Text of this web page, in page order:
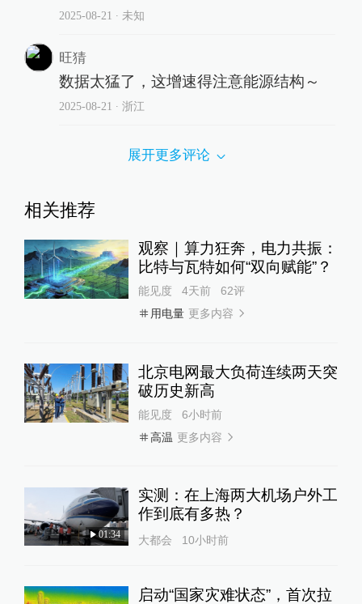
2025-08-21 ∙ 未知
旺猜
数据太猛了，这增速得注意能源结构～
2025-08-21 ∙ 浙江
展开更多评论
相关推荐
观察｜算力狂奔，电力共振：
比特与瓦特如何“双向赋能”？
能见度 4天前 62评
用电量 更多内容
北京电网最大负荷连续两天突
破历史新高
能见度
6小时前
高温 更多内容
01:34
实测：在上海两大机场户外工
作到底有多热？
大都会 10小时前
启动“国家灾难状态”，首次拉